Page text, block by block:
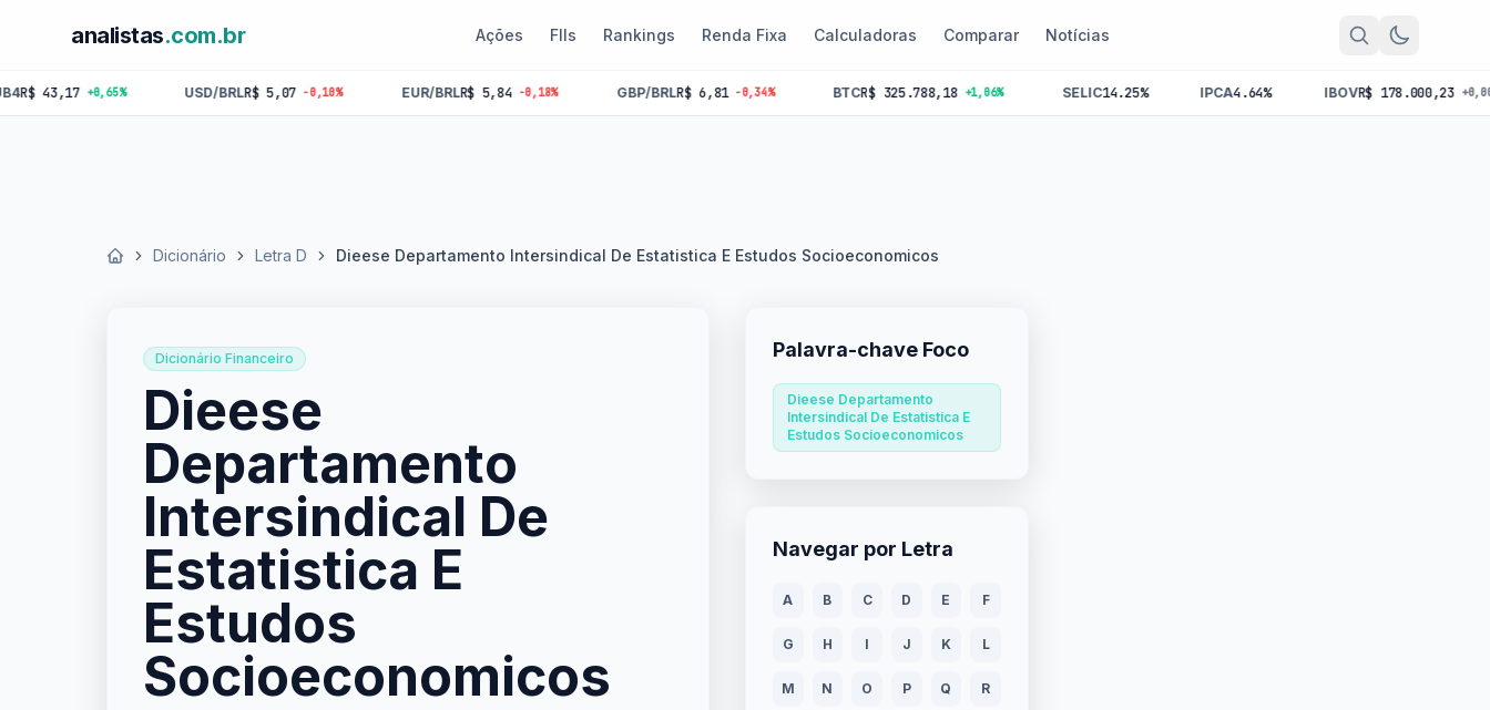
analistas.com.br Ações FIIs Rankings Renda Fixa Calculadoras Comparar Notícias
+0,65% USD/BRL R$ 5,07 -0,10% EUR/BRL R$ 5,84 -0,18% GBP/BRL R$ 6,81 -0,34% BTC R$ 325.788,18 +1,06% SELIC 14.25% IPCA 4.64% IBOV R$ 178.000,23 +0,00%
Início Dicionário Letra D Dieese Departamento Intersindical De Estatistica E Estudos Socioeconomicos
Dicionário Financeiro
Dieese
Departamento
Intersindical De
Estatistica E
Estudos
Socioeconomicos
Palavra-chave Foco
Dieese Departamento
Intersindical De Estatistica E
Estudos Socioeconomicos
Navegar por Letra
A B C D E F
G H I J K L
M N O P Q R